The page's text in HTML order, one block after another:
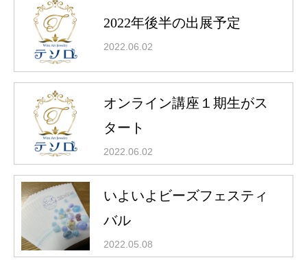
2022年後半の出展予定
2022.06.02
オンライン講座１期生がス
タート
2022.06.02
いよいよビーズフェスティ
バル
2022.05.08